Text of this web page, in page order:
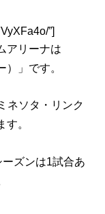
”]
アリーナは
）」です。
ネソタ・リンク
。
ズンは1試合あ